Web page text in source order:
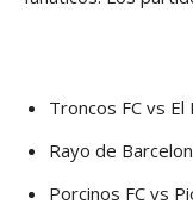
Troncos FC vs
Rayo de
Porcinos FC vs